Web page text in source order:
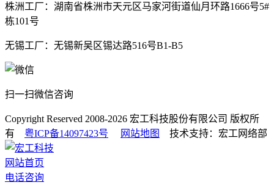
株洲工厂：湖南省株洲市天元区马家河街道仙月环路1666号5#
栋101号
无锡工厂：无锡新吴区锡达路516号B1-B5
扫一扫微信咨询
Copyright Reserved 2008-2026 宏工科技股份有限公司 版权所
有 粤ICP备14097423号 网站地图 技术支持：宏工网络部
网站首页
电话咨询